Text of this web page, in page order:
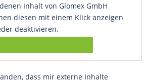
Inhalt von Glomex GmbH
diesen mit einem Klick anzeigen
deaktivieren.
dass mir externe Inhalte